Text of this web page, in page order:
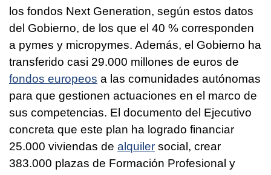
los fondos Next Generation, según estos datos
del Gobierno, de los que el 40 % corresponden
a pymes y micropymes. Además, el Gobierno ha
transferido casi 29.000 millones de euros de
fondos europeos a las comunidades autónomas
para que gestionen actuaciones en el marco de
sus competencias. El documento del Ejecutivo
concreta que este plan ha logrado financiar
25.000 viviendas de alquiler social, crear
383.000 plazas de Formación Profesional y